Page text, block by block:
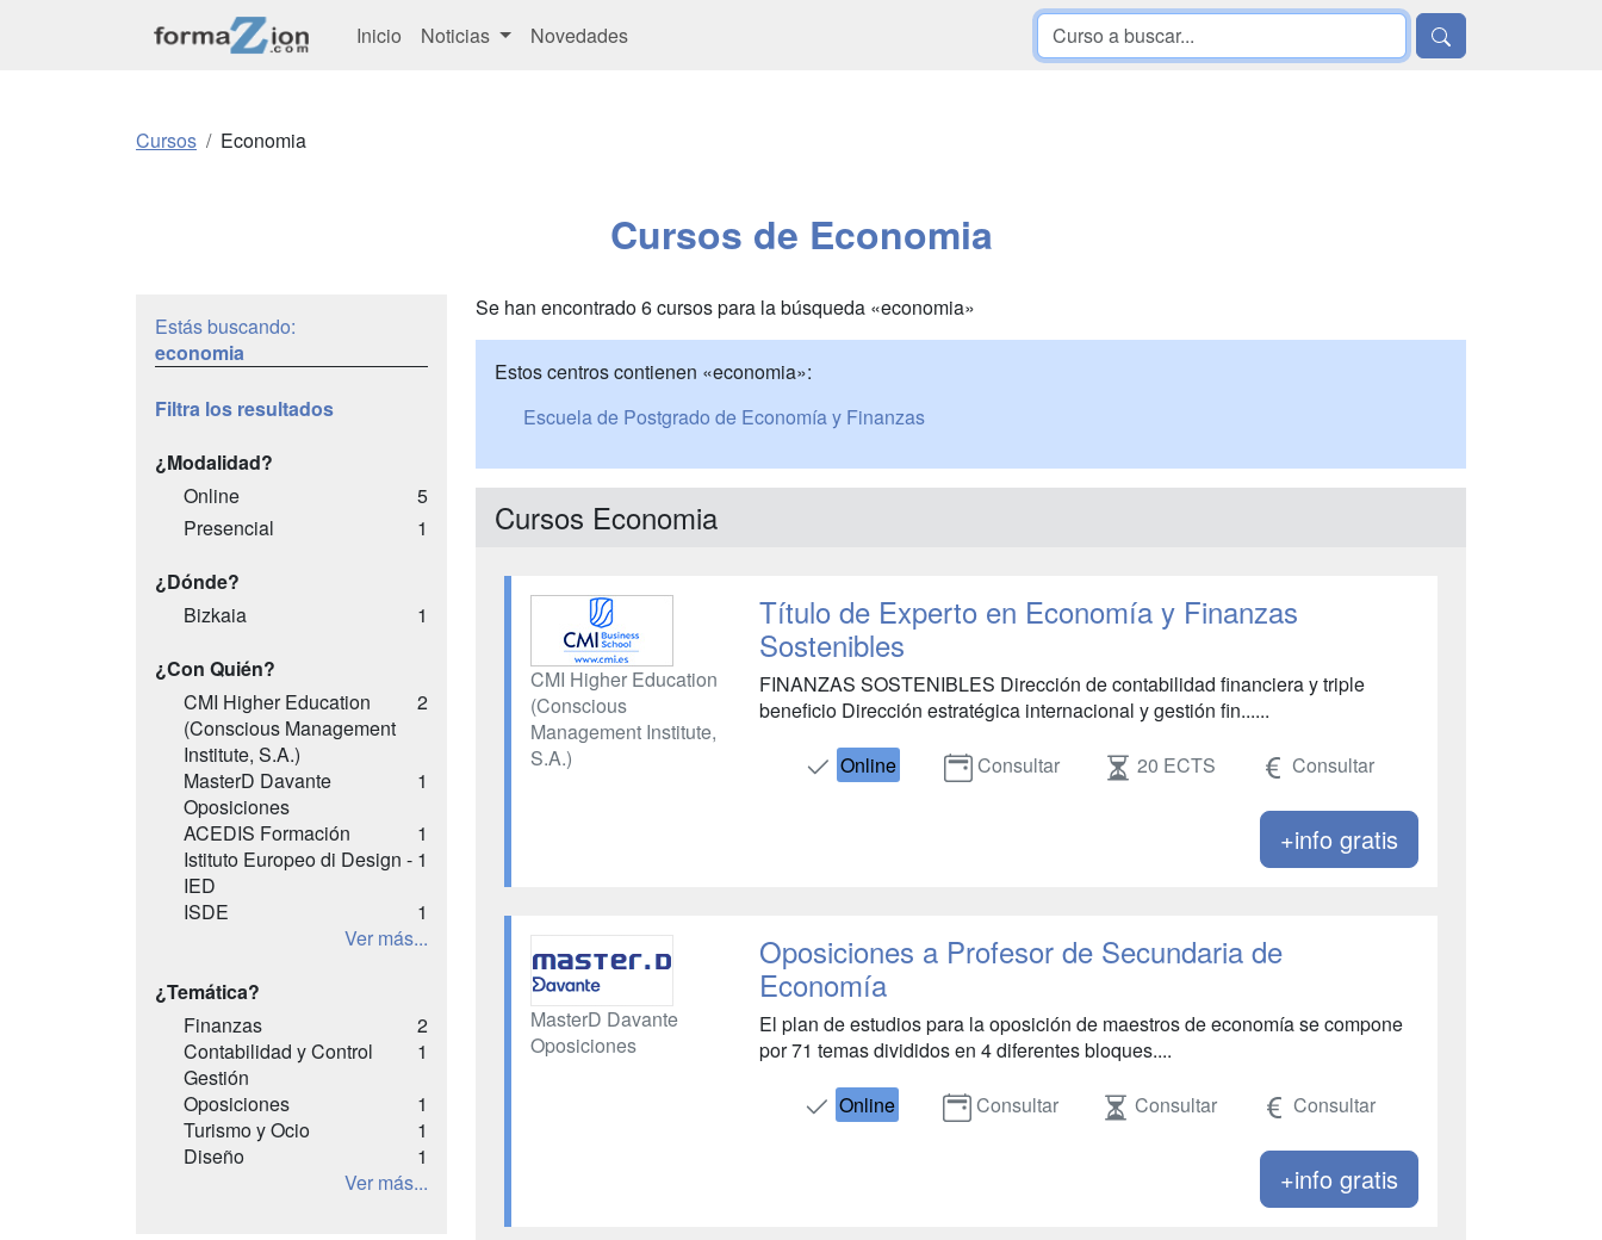
Inicio Noticias Novedades
Cursos Economia
Cursos de Economia
Estás buscando:
economia
Filtra los resultados
¿Modalidad?
Online
5
Presencial
1
¿Dónde?
Bizkaia
1
¿Con Quién?
CMI Higher Education
(Conscious Management
Institute, S.A.)
2
MasterD Davante
Oposiciones
1
ACEDIS Formación
1
Istituto Europeo di Design -
IED
1
ISDE
1
Ver más...
¿Temática?
Finanzas
2
Contabilidad y Control
Gestión
1
Oposiciones
1
Turismo y Ocio
1
Diseño
1
Ver más...
Se han encontrado 6 cursos para la búsqueda «economia»
Estos centros contienen «economia»:
Escuela de Postgrado de Economía y Finanzas
Cursos Economia
CMI Higher Education
(Conscious
Management Institute,
S.A.)
Título de Experto en Economía y Finanzas
Sostenibles
FINANZAS SOSTENIBLES Dirección de contabilidad financiera y triple
beneficio Dirección estratégica internacional y gestión fin......
Online
Consultar 20 ECTS Consultar
+info gratis
MasterD Davante
Oposiciones
Oposiciones a Profesor de Secundaria de
Economía
El plan de estudios para la oposición de maestros de economía se compone
por 71 temas divididos en 4 diferentes bloques....
Online
Consultar Consultar Consultar
+info gratis